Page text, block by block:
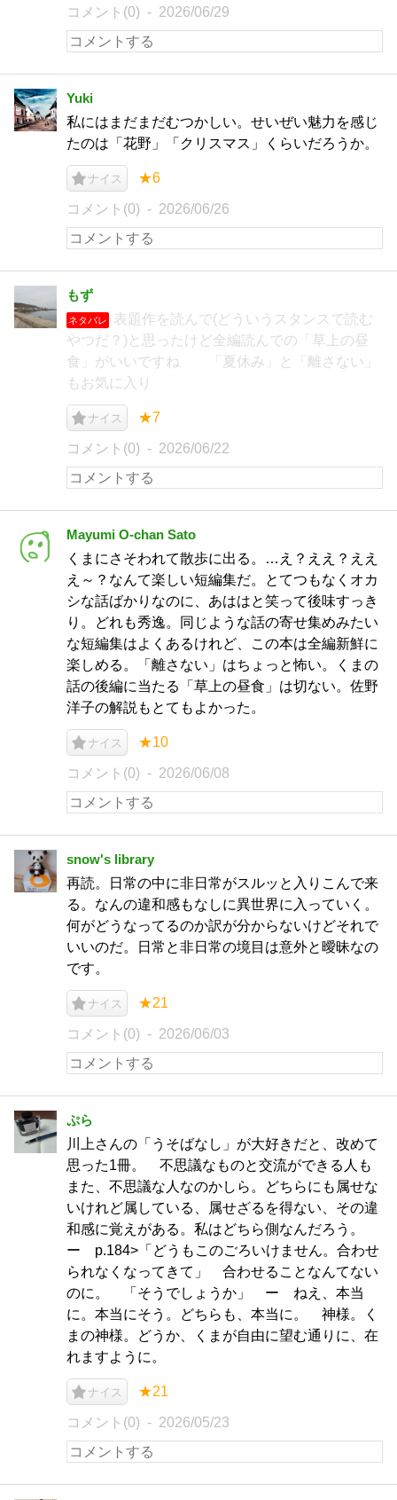
コメント(0) 2026/06/29
Yuki
私にはまだまだむつかしい。せいぜい魅力を感じ
たのは「花野」「クリスマス」くらいだろうか。
ナイス ★6
コメント(0) 2026/06/26
もず
ネタバレ
表題作を読んで(どういうスタンスで読む
やつだ？)と思ったけど全編読んでの「草上の昼
食」がいいですね 「夏休み」と「離さない」
もお気に入り
ナイス ★7
コメント(0) 2026/06/22
Mayumi O-chan Sato
くまにさそわれて散歩に出る。…え？ええ？ええ
え～？なんて楽しい短編集だ。とてつもなくオカ
シな話ばかりなのに、あははと笑って後味すっき
り。どれも秀逸。同じような話の寄せ集めみたい
な短編集はよくあるけれど、この本は全編新鮮に
楽しめる。「離さない」はちょっと怖い。くまの
話の後編に当たる「草上の昼食」は切ない。佐野
洋子の解説もとてもよかった。
ナイス ★10
コメント(0) 2026/06/08
snow's library
再読。日常の中に非日常がスルッと入りこんで来
る。なんの違和感もなしに異世界に入っていく。
何がどうなってるのか訳が分からないけどそれで
いいのだ。日常と非日常の境目は意外と曖昧なの
です。
ナイス ★21
コメント(0) 2026/06/03
ぷら
川上さんの「うそばなし」が大好きだと、改めて
思った1冊。 不思議なものと交流ができる人も
また、不思議な人なのかしら。どちらにも属せな
いけれど属している、属せざるを得ない、その違
和感に覚えがある。私はどちら側なんだろう。
ー p.184>「どうもこのごろいけません。合わせ
られなくなってきて」 合わせることなんてない
のに。 「そうでしょうか」 ー ねえ、本当
に。本当にそう。どちらも、本当に。 神様。く
まの神様。どうか、くまが自由に望む通りに、在
れますように。
ナイス ★21
コメント(0) 2026/05/23